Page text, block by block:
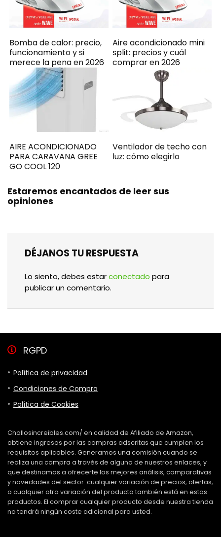
Bomba de calor: precio,
funcionamiento y si
merece la pena en 2026
Aire acondicionado mini
split: precios y cuál
comprar en 2026
AIRE ACONDICIONADO
PARA CARAVANA GREE
GO COOL 120
Ventilador de techo con
luz: cómo elegirlo
Estaremos encantados de leer sus
opiniones
DÉJANOS TU RESPUESTA
Lo siento, debes estarconectado para
publicar un comentario.
RGPD
Política de privacidad
Condiciones de Compra
Política de Cookies
Chollosincreibles.com/ en calidad de Afiliado de Amazon,
obtiene ingresos por las compras adscritas que cumplen los
requisitos aplicables. Generamos una comisión cuando se
realiza una compra a través de alguno de nuestros enlaces, y
que destinamos a ofrecerte los mejores análisis, comparativas
y novedades del sector. cualquier variación de precios, ofertas,
o cualquier otra variación del producto también está en estos
productos. El comprar cualquier producto desde nuestra tienda
no tendrá ningún coste adicional para usted.